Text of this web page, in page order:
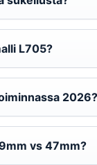
L705?
2026?
vs 47mm?